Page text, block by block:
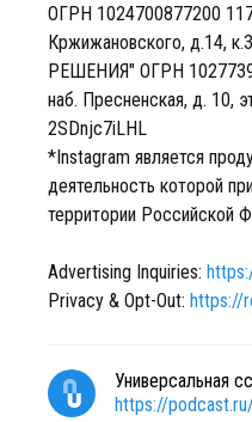
ОГРН 1024700877200
Кржижановского, д.14,
РЕШЕНИЯ" ОГРН
наб. Пресненская, д. 10,
2SDnjc7iLHL
*Instagram является
деятельность которой
территории Российской
Advertising Inquiries:
Privacy & Opt-Out: https://
Универсальная
https://